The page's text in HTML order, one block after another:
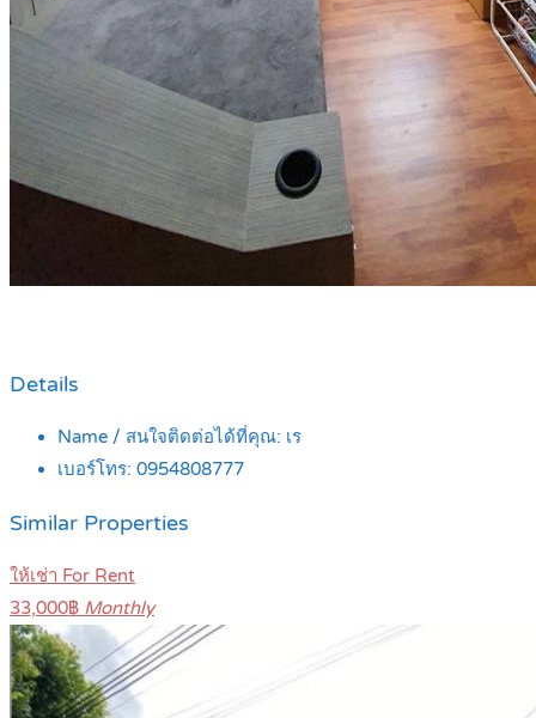
Details
Name / สนใจติดต่อได้ที่คุณ: เร
เบอร์โทร: 0954808777
Similar Properties
ให้เช่า For Rent
33,000฿ Monthly